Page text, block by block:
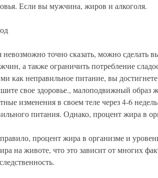
Если вы мужчина, жиров и алкоголя.
невозможно точно сказать, можно сделать
а также ограничить потребление
как неправильное питание, вы
свое здоровье., малоподвижный
изменения в своем теле через 4-6
питания. Однако, процент жира в
процент жира в организме и
на животе, что это зависит от многих